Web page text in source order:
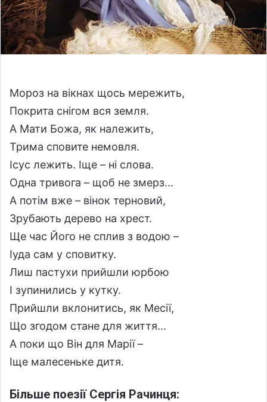
Мороз на вікнах щось мережить,
Покрита снігом вся земля.
А Мати Божа, як належить,
Трима сповите немовля.
Ісус лежить. Іще – ні слова.
Одна тривога – щоб не змерз…
А потім вже – вінок терновий,
Зрубають дерево на хрест.
Ще час Його не сплив з водою –
Іуда сам у сповитку.
Лиш пастухи прийшли юрбою
І зупинились у кутку.
Прийшли вклонитись, як Месії,
Що згодом стане для життя…
А поки що Він для Марії –
Іще малесеньке дитя.
Більше поезії Сергія Рачинця: